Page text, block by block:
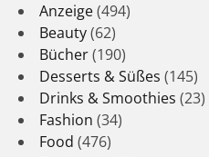
Anzeige(494)
Beauty(62)
Bücher(190)
Desserts & Süßes (145)
Drinks & Smoothies (23)
Fashion (34)
Food (476)